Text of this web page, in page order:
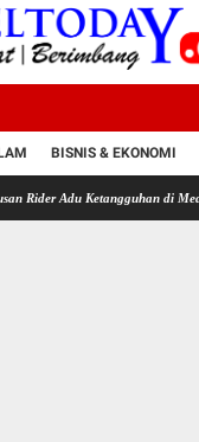
BISNIS & EKONOMI
Ketangguhan di Medan Batola